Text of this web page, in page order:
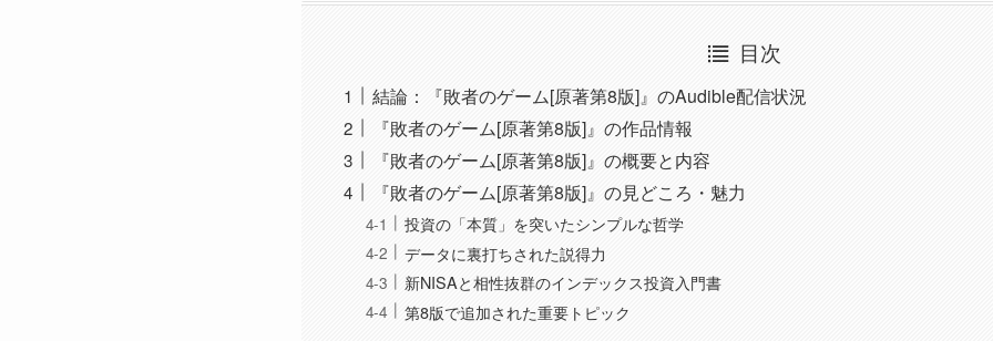
目次
結論：『敗者のゲーム[原著第8版]』のAudible配信状況
『敗者のゲーム[原著第8版]』の作品情報
『敗者のゲーム[原著第8版]』の概要と内容
『敗者のゲーム[原著第8版]』の見どころ・魅力
投資の「本質」を突いたシンプルな哲学
データに裏打ちされた説得力
新NISAと相性抜群のインデックス投資入門書
第8版で追加された重要トピック